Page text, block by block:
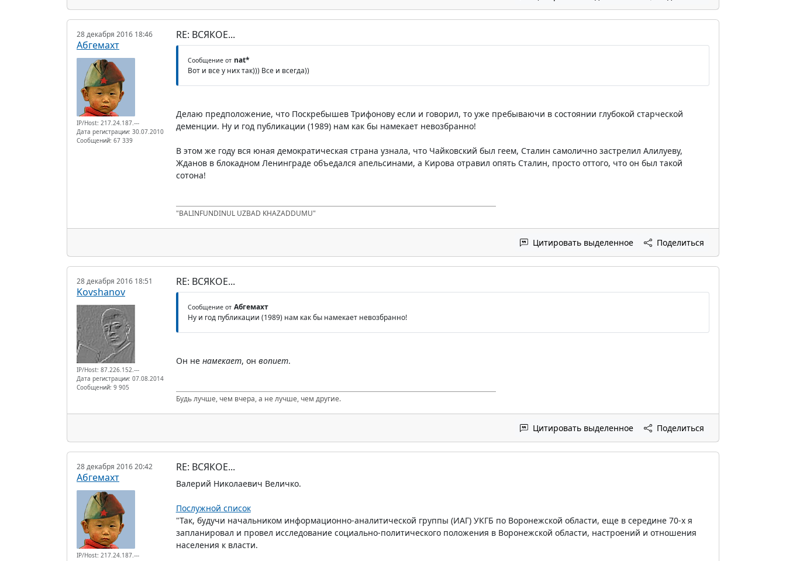
28 декабря 2016 18:46
Абгемахт
IP/Host: 217.24.187.---
Дата регистрации: 30.07.2010
Сообщений: 67 339
RE: ВСЯКОЕ...
Сообщение от nat*
Вот и все у них так))) Все и всегда))
Делаю предположение, что Поскребышев Трифонову если и говорил, то уже пребываючи в состоянии глубокой старческой
деменции. Ну и год публикации (1989) нам как бы намекает невозбранно!
В этом же году вся юная демократическая страна узнала, что Чайковский был геем, Сталин самолично застрелил Алилуеву,
Жданов в блокадном Ленинграде объедался апельсинами, а Кирова отравил опять Сталин, просто оттого, что он был такой
сотона!
"BALINFUNDINUL UZBAD KHAZADDUMU"
Цитировать выделенное Поделиться
28 декабря 2016 18:51
Kovshanov
IP/Host: 87.226.152.---
Дата регистрации: 07.08.2014
Сообщений: 9 905
RE: ВСЯКОЕ...
Сообщение от Абгемахт
Ну и год публикации (1989) нам как бы намекает невозбранно!
Он не намекает, он вопиет.
Будь лучше, чем вчера, а не лучше, чем другие.
Цитировать выделенное Поделиться
28 декабря 2016 20:42
Абгемахт
IP/Host: 217.24.187.---
RE: ВСЯКОЕ...
Валерий Николаевич Величко.
Послужной список
"Так, будучи начальником информационно-аналитической группы (ИАГ) УКГБ по Воронежской области, еще в середине 70-х я
запланировал и провел исследование социально-политического положения в Воронежской области, настроений и отношения
населения к власти.